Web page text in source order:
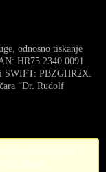
odnosno tiskanje
HR75 2340 0091
SWIFT: PBZGHR2X.
“Dr. Rudolf